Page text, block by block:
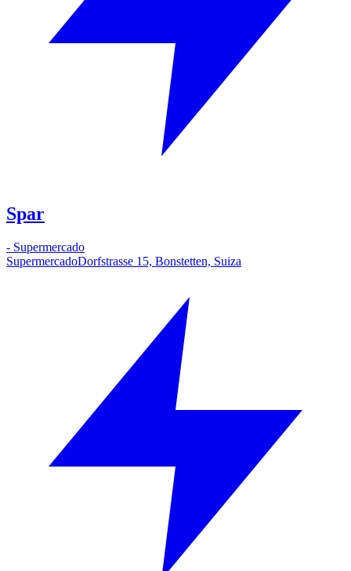
Spar
- Supermercado
SupermercadoDorfstrasse 15, Bonstetten, Suiza